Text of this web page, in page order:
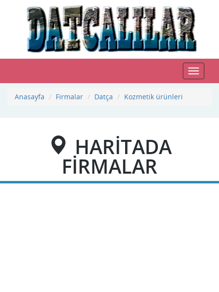
Toggle
Anasayfa
Firmalar Datça Kozmetik ürünleri
HARİTADA
FİRMALAR